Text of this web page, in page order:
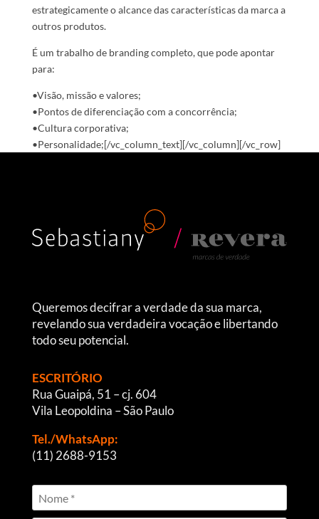
estrategicamente o alcance das características da marca a
outros produtos.
É um trabalho de branding completo, que pode apontar
para:
•Visão, missão e valores;
•Pontos de diferenciação com a concorrência;
•Cultura corporativa;
•Personalidade;[/vc_column_text][/vc_column][/vc_row]
Queremos decifrar a verdade da sua marca,
revelando sua verdadeira vocação e libertando
todo seu potencial.
ESCRITÓRIO
Rua Guaipá, 51 – cj. 604
Vila Leopoldina – São Paulo
Tel./WhatsApp:
(11) 2688-9153